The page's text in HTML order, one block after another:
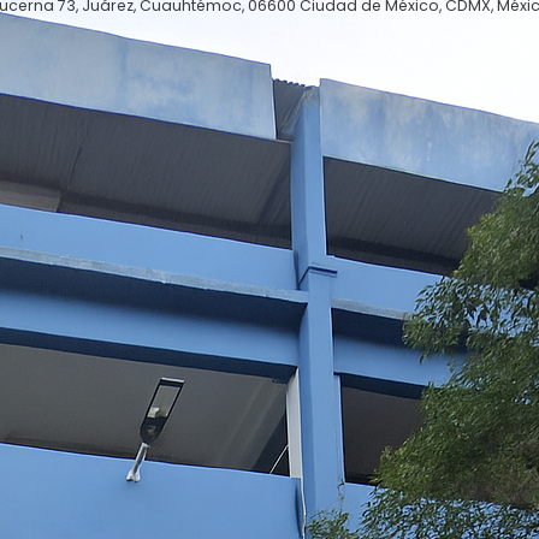
73, Juárez, Cuauhtémoc, 06600 Ciudad de México, CDMX,